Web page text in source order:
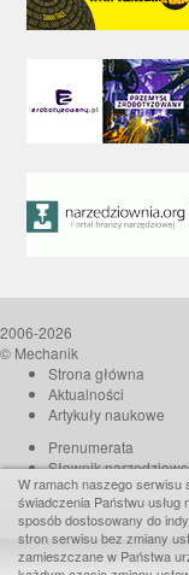
2006-2026
© Mechanik
Strona główna
Aktualności
Artykuły naukowe
Prenumerata
Słownik
O czasopiśmie
Reklama
Kontakt
W ramach naszego serwisu
świadczenia Państwu
sposób dostosowany do
stron serwisu bez zmiany
zamieszczane w Państwa